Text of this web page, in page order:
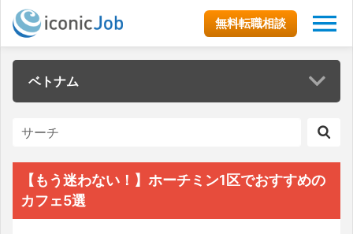
無料転職相談
ベトナム
【もう迷わない！】ホーチミン1区でおすすめの
カフェ5選